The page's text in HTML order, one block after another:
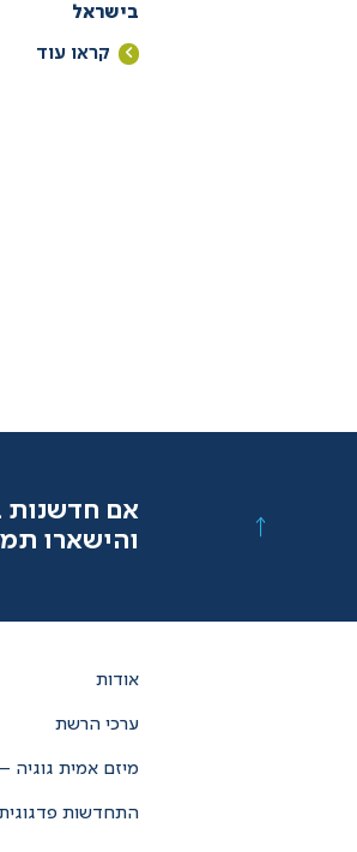
בישראל
קראו עוד
אם חדשנות
והישארו
אודות
ערכי הרשת
מיזם אמית גוגיה
התחדשות